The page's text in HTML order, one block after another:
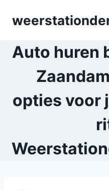
Auto huren
opties voor